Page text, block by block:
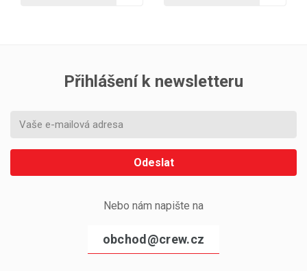
Přihlášení k newsletteru
Odeslat
Nebo nám napište na
obchod@crew.cz